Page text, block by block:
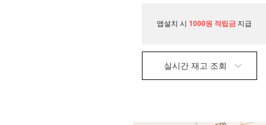
니 매
앱설치 시 1000원 적립금 지급
실시간 재고 조회